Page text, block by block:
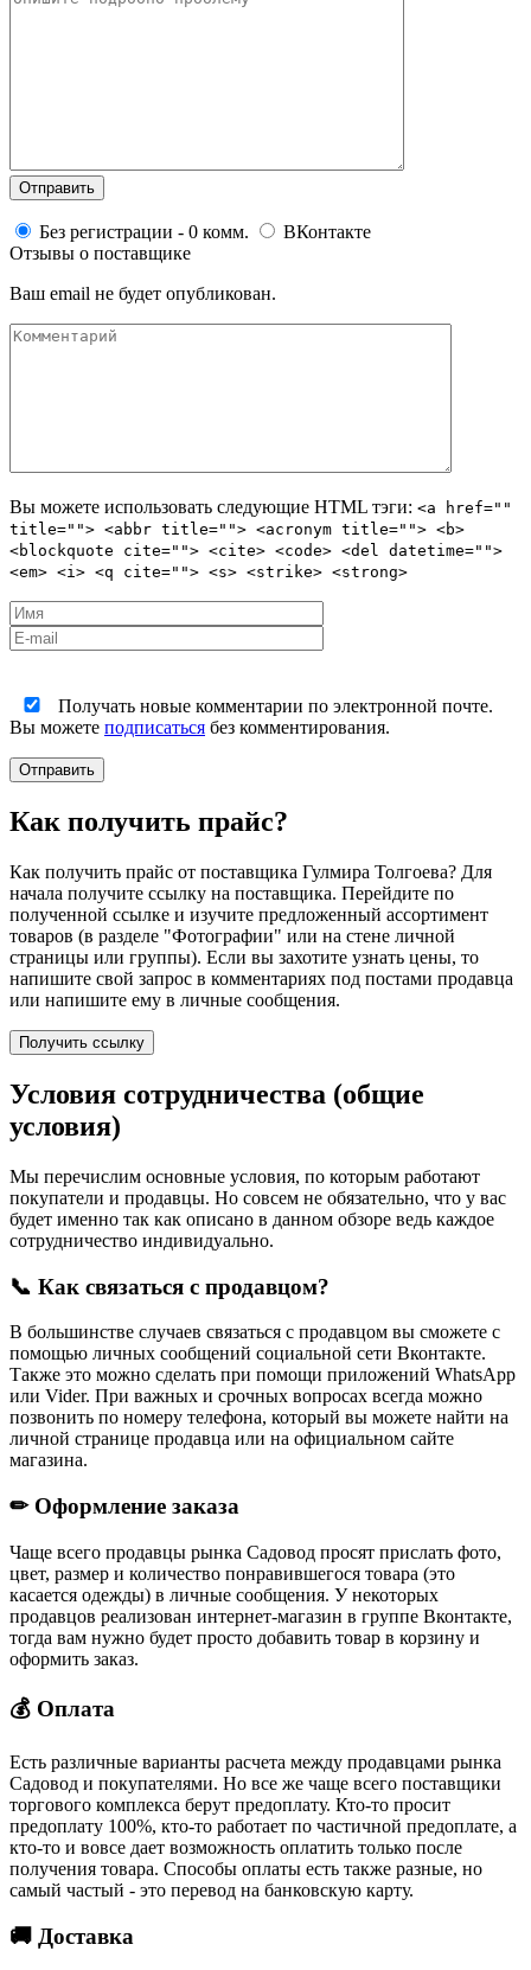
Без регистрации - 0 комм.
ВКонтакте
Отзывы о поставщике
Ваш email не будет опубликован.
Вы можете использовать следующие HTML тэги: <a href=""
title=""> <abbr title=""> <acronym title=""> <b>
<blockquote cite=""> <cite> <code> <del datetime="">
<em> <i> <q cite=""> <s> <strike> <strong>
Получать новые комментарии по электронной почте.
Вы можете подписаться без комментирования.
Как получить прайс?
Как получить прайс от поставщика Гулмира Толгоева? Для
начала получите ссылку на поставщика. Перейдите по
полученной ссылке и изучите предложенный ассортимент
товаров (в разделе "Фотографии" или на стене личной
страницы или группы). Если вы захотите узнать цены, то
напишите свой запрос в комментариях под постами продавца
или напишите ему в личные сообщения.
Получить ссылку
Условия сотрудничества (общие
условия)
Мы перечислим основные условия, по которым работают
покупатели и продавцы. Но совсем не обязательно, что у вас
будет именно так как описано в данном обзоре ведь каждое
сотрудничество индивидуально.
📞 Как связаться с продавцом?
В большинстве случаев связаться с продавцом вы сможете с
помощью личных сообщений социальной сети Вконтакте.
Также это можно сделать при помощи приложений WhatsApp
или Vider. При важных и срочных вопросах всегда можно
позвонить по номеру телефона, который вы можете найти на
личной странице продавца или на официальном сайте
магазина.
✏ Оформление заказа
Чаще всего продавцы рынка Садовод просят прислать фото,
цвет, размер и количество понравившегося товара (это
касается одежды) в личные сообщения. У некоторых
продавцов реализован интернет-магазин в группе Вконтакте,
тогда вам нужно будет просто добавить товар в корзину и
оформить заказ.
💰 Оплата
Есть различные варианты расчета между продавцами рынка
Садовод и покупателями. Но все же чаще всего поставщики
торгового комплекса берут предоплату. Кто-то просит
предоплату 100%, кто-то работает по частичной предоплате, а
кто-то и вовсе дает возможность оплатить только после
получения товара. Способы оплаты есть также разные, но
самый частый - это перевод на банковскую карту.
🚚 Доставка